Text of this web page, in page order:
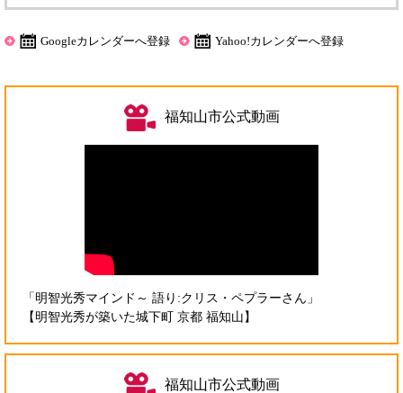
部
ク
Googleカレンダーへ登録 Yahoo!カレンダーへ登録
福知山市公式動画
「明智光秀マインド～ 語り:クリス・ペプラーさん」
【明智光秀が築いた城下町 京都 福知山】
福知山市公式動画